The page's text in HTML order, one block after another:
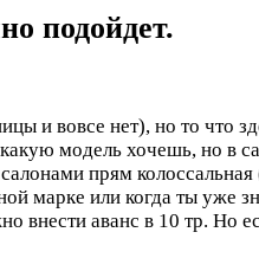
подойдет.
и вовсе нет), но то что
модель хочешь, но в
прям
марке или когда ты уже
аванс в 10 тр. Но